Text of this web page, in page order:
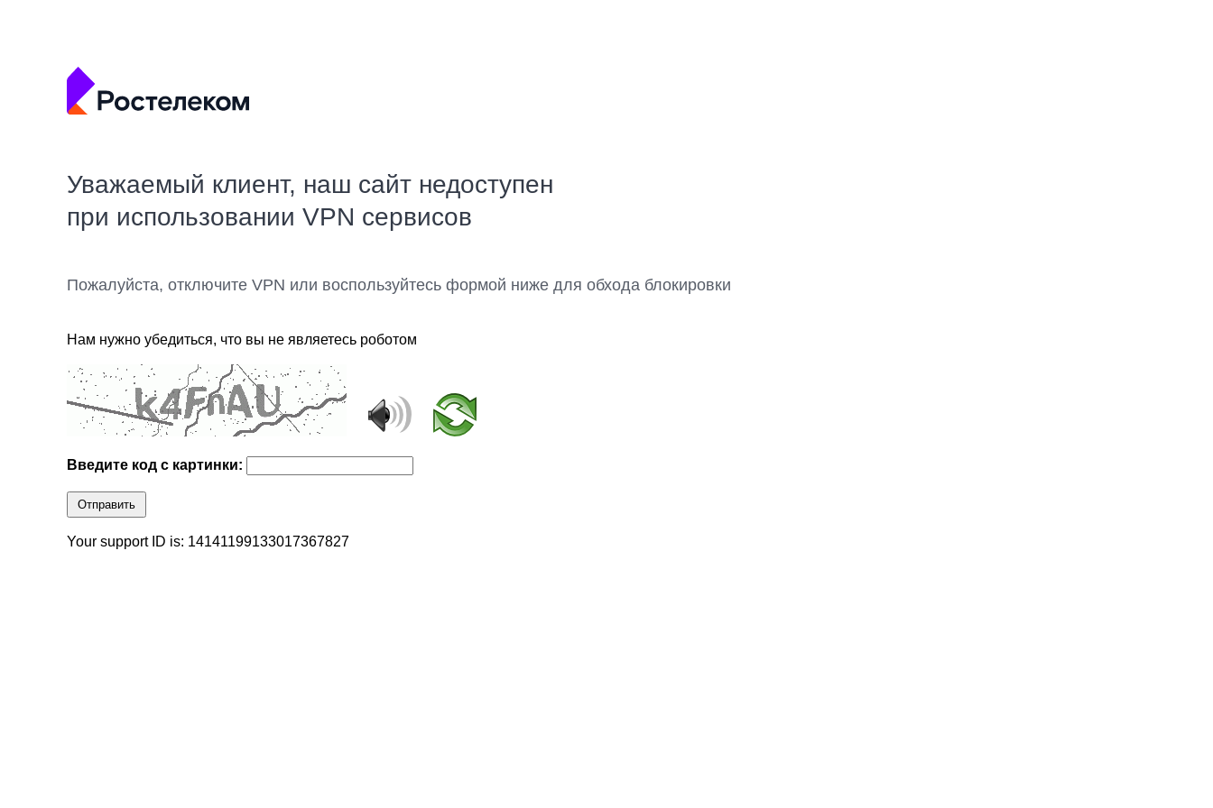
Уважаемый клиент, наш сайт недоступен
при использовании VPN сервисов
Пожалуйста, отключите VPN или воспользуйтесь формой ниже для обхода блокировки
Нам нужно убедиться, что вы не являетесь роботом
Введите код с картинки:
Отправить
Your support ID is: 14141199133017367827